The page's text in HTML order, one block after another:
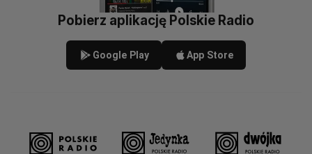
Pobierz aplikację Polskie Radio
Google Play App Store